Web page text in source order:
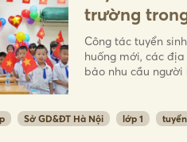
trường
Công tác tuyển
huống mới, các
bảo nhu cầu người
Sở GD&ĐT Hà Nội lớp 1